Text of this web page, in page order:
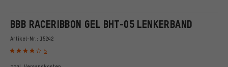
BBB RACERIBBON GEL BHT-05 LENKERBAND
Artikel-Nr.: 15242
5